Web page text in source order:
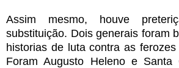
Assim mesmo, houve
substituição. Dois generais foram
historias de luta contra as
Foram Augusto Heleno e Santa